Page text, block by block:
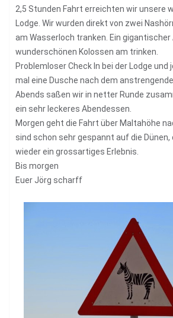
2,5 Stunden Fahrt erreichten wir unsere
Lodge. Wir wurden direkt von zwei
am Wasserloch tranken. Ein gigantischer
wunderschönen Kolossen am trinken.
Problemloser Check In bei der Lodge
mal eine Dusche nach dem
Abends saßen wir in netter Runde
ein sehr leckeres Abendessen.
Morgen geht die Fahrt über Maltahöhe
sind schon sehr gespannt auf die
wieder ein grossartiges Erlebnis.
Bis morgen
Euer Jörg scharff